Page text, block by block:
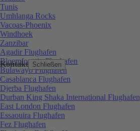
Kontakt Schließen
Tunis
Umhlanga Rocks
Vacoas-Phoenix
Windhoek
Zanzibar
Agadir Flughafen
Bloemfontein Flughafen
Bulawayo Flughafen
Casablanca Flughafen
Djerba Flughafen
Durban King Shaka International Flughafen
East London Flughafen
Essaouira Flughafen
Fez Flughafen